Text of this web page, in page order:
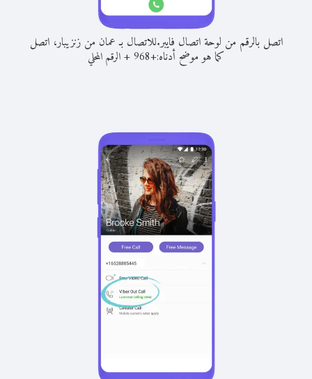
اتصل بالرقم من لوحة اتصال فايبر.للاتصال بـ عمان من زنزيبار، اتصل
كما هو موضح أدناه:+
968
+الرقم المحلي